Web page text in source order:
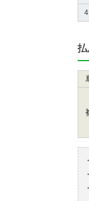
払
・
・
・